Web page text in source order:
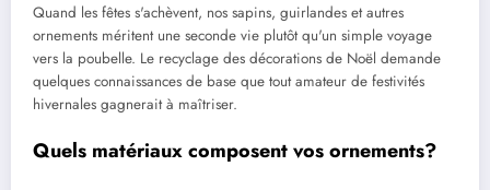
Quand les fêtes s'achèvent, nos sapins, guirlandes et autres
ornements méritent une seconde vie plutôt qu'un simple voyage
vers la poubelle. Le recyclage des décorations de Noël demande
quelques connaissances de base que tout amateur de festivités
hivernales gagnerait à maîtriser.
Quels matériaux composent vos ornements?